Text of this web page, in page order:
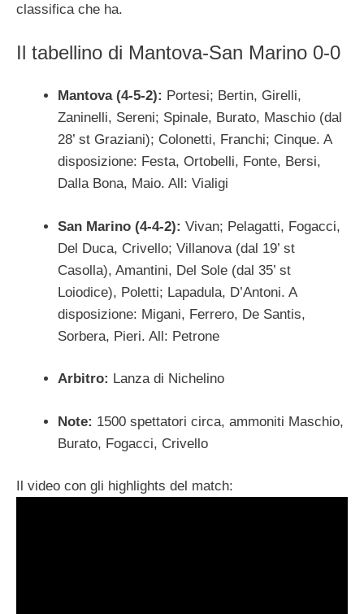
classifica che ha.
Il tabellino di Mantova-San Marino 0-0
Mantova (4-5-2): Portesi; Bertin, Girelli,
Zaninelli, Sereni; Spinale, Burato, Maschio (dal
28’ st Graziani); Colonetti, Franchi; Cinque. A
disposizione: Festa, Ortobelli, Fonte, Bersi,
Dalla Bona, Maio. All: Vialigi
San Marino (4-4-2): Vivan; Pelagatti, Fogacci,
Del Duca, Crivello; Villanova (dal 19’ st
Casolla), Amantini, Del Sole (dal 35’ st
Loiodice), Poletti; Lapadula, D’Antoni. A
disposizione: Migani, Ferrero, De Santis,
Sorbera, Pieri. All: Petrone
Arbitro: Lanza di Nichelino
Note: 1500 spettatori circa, ammoniti Maschio,
Burato, Fogacci, Crivello
Il video con gli highlights del match: